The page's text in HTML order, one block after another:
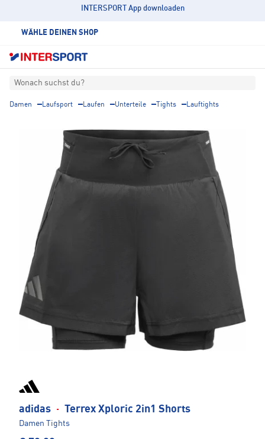
INTERSPORT App downloaden
WÄHLE DEINEN SHOP
Wonach suchst du?
Damen Laufsport Laufen Unterteile Tights Lauftights
adidas · Terrex Xploric 2in1 Shorts
Damen Tights